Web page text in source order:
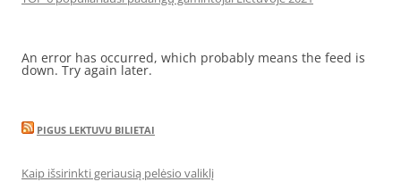
An error has occurred, which probably means the feed is
down. Try again later.
PIGUS LEKTUVU BILIETAI
Kaip išsirinkti geriausią pelėsio valiklį